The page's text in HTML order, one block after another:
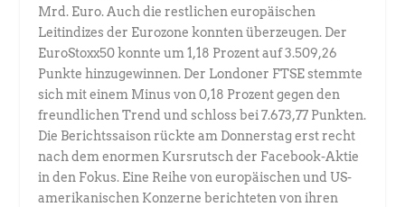
Mrd. Euro. Auch die restlichen europäischen
Leitindizes der Eurozone konnten überzeugen. Der
EuroStoxx50 konnte um 1,18 Prozent auf 3.509,26
Punkte hinzugewinnen. Der Londoner FTSE stemmte
sich mit einem Minus von 0,18 Prozent gegen den
freundlichen Trend und schloss bei 7.673,77 Punkten.
Die Berichtssaison rückte am Donnerstag erst recht
nach dem enormen Kursrutsch der Facebook-Aktie
in den Fokus. Eine Reihe von europäischen und US-
amerikanischen Konzerne berichteten von ihren